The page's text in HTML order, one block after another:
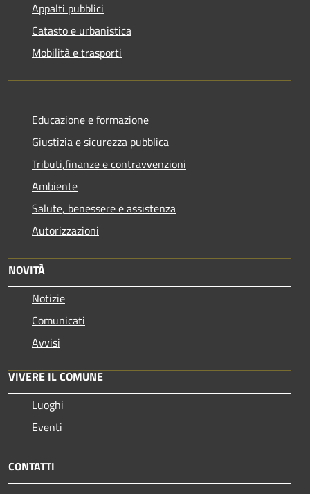
Appalti pubblici
Catasto e urbanistica
Mobilità e trasporti
Educazione e formazione
Giustizia e sicurezza pubblica
Tributi,finanze e contravvenzioni
Ambiente
Salute, benessere e assistenza
Autorizzazioni
NOVITÀ
Notizie
Comunicati
Avvisi
VIVERE IL COMUNE
Luoghi
Eventi
CONTATTI